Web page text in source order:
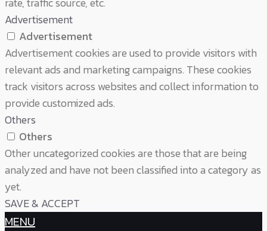
Advertisement
Advertisement
Advertisement cookies are used to provide visitors with
relevant ads and marketing campaigns. These cookies
track visitors across websites and collect information to
provide customized ads.
Others
Others
Other uncategorized cookies are those that are being
analyzed and have not been classified into a category as
yet.
SAVE & ACCEPT
MENU